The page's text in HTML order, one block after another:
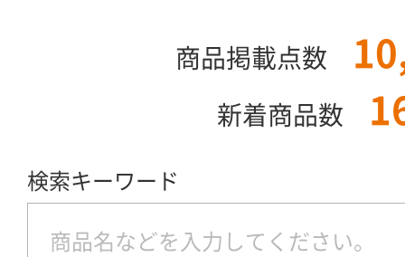
商品掲載点数
新着商品数
検索キーワード